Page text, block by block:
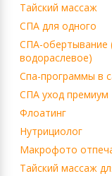
Тайский массаж
СПА для одного
СПА-обертывание
водораслевое)
Cпа-программы в
СПА уход премиум
Флоатинг
Нутрициолог
Макрофото
Тайский массаж